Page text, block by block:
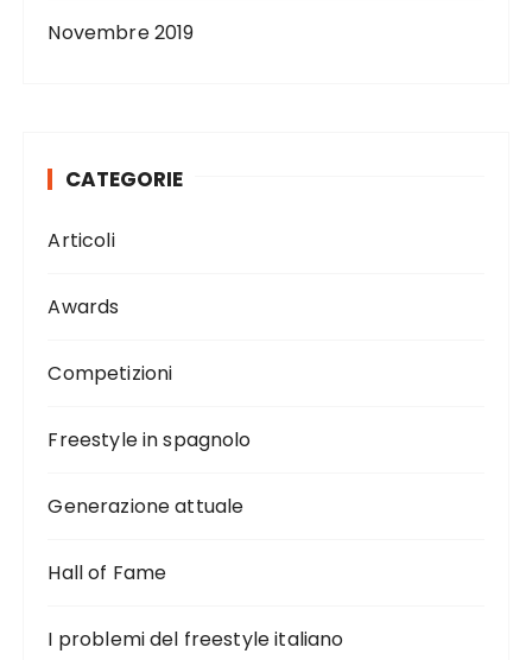
Novembre 2019
CATEGORIE
Articoli
Awards
Competizioni
Freestyle in spagnolo
Generazione attuale
Hall of Fame
I problemi del freestyle italiano